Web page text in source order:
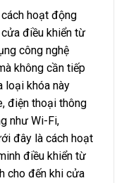
hoạt động
điều khiển từ
công nghệ
không cần tiếp
loại khóa này
điện thoại thông
như Wi-Fi,
đây là cách hoạt
điều khiển từ
cho đến khi cửa